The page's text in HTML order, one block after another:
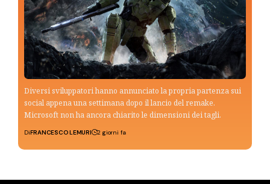
Diversi sviluppatori hanno annunciato la propria partenza sui
social appena una settimana dopo il lancio del remake.
Microsoft non ha ancora chiarito le dimensioni dei tagli.
DiFRANCESCO LEMURI 2 giorni fa